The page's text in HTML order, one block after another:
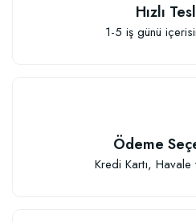
26,89 TL
Hızlı
1-5 iş günü
Ödeme
Kredi Kartı,